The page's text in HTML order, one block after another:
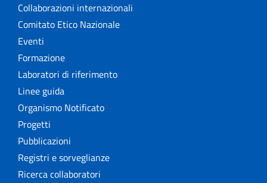
Collaborazioni internazionali
Comitato Etico Nazionale
Eventi
Formazione
Laboratori di riferimento
Linee guida
Organismo Notificato
Progetti
Pubblicazioni
Registri e sorveglianze
Ricerca collaboratori